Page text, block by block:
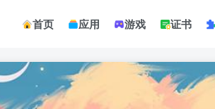
首页 应用 游戏 证书